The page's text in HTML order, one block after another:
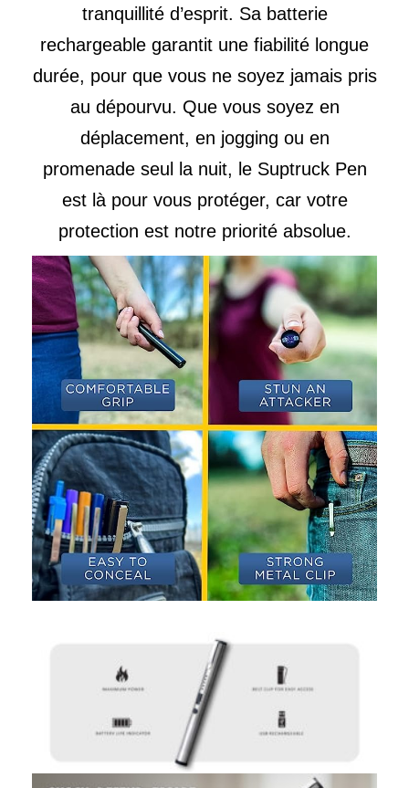
tranquillité d’esprit. Sa batterie
rechargeable garantit une fiabilité longue
durée, pour que vous ne soyez jamais pris
au dépourvu. Que vous soyez en
déplacement, en jogging ou en
promenade seul la nuit, le Suptruck Pen
est là pour vous protéger, car votre
protection est notre priorité absolue.